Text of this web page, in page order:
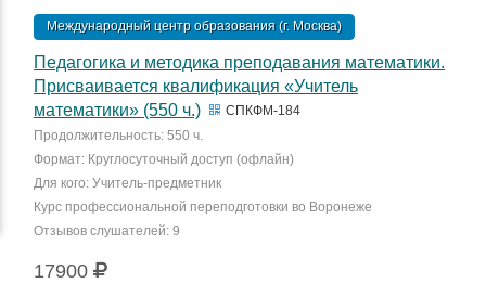
Международный центр образования (г. Москва)
Педагогика и методика преподавания математики.
Присваивается квалификация «Учитель
математики» (550 ч.)
СПКФМ-184
Продолжительность: 550 ч.
Формат: Круглосуточный доступ (офлайн)
Для кого: Учитель-предметник
Курс профессиональной переподготовки во Воронеже
Отзывов слушателей: 9
17900